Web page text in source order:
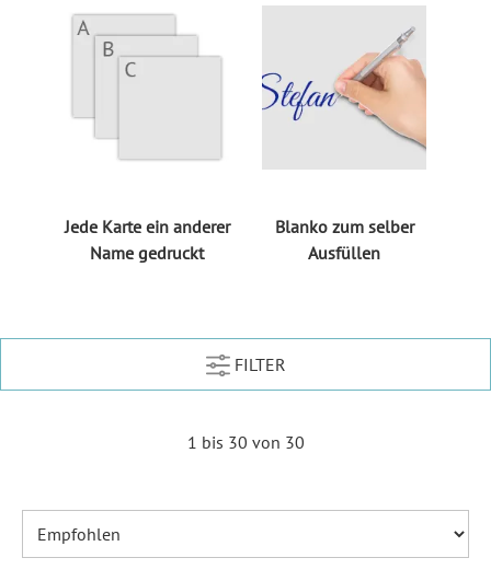
Jede Karte ein anderer
Name gedruckt
Blanko zum selber
Ausfüllen
FILTER
1 bis 30 von 30